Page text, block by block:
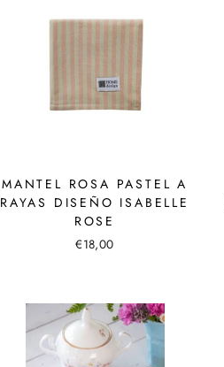
MANTEL ROSA PASTEL A
RAYAS DISEÑO ISABELLE
ROSE
€18,00